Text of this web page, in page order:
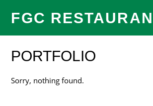
FGC
PORTFOLIO
Sorry, nothing found.